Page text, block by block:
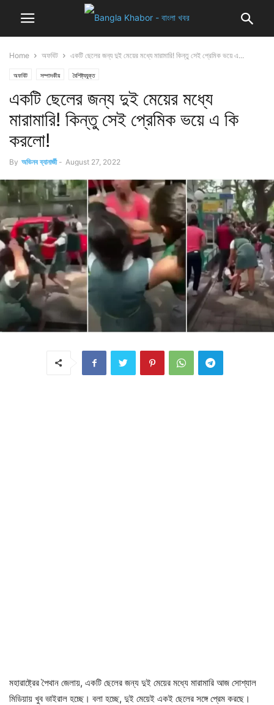
Home অফবিট একটি ছেলের জন্য দুই মেয়ের মধ্যে মারামারি! কিন্তু সেই প্রেমিক ভয়ে এ...
অফবিট সম্পাদকীয় বৈশিষ্ট্যযুক্ত
একটি ছেলের জন্য দুই মেয়ের মধ্যে
মারামারি! কিন্তু সেই প্রেমিক ভয়ে এ কি
করলো!
By অভিনব ব্যানার্জী - August 27, 2022
মহারাষ্ট্রের পৈথান জেলায়, একটি ছেলের জন্য দুই মেয়ের মধ্যে মারামারি আজ সোশ্যাল
মিডিয়ায় খুব ভাইরাল হচ্ছে। বলা হচ্ছে, দুই মেয়েই একই ছেলের সঙ্গে প্রেম করছে।